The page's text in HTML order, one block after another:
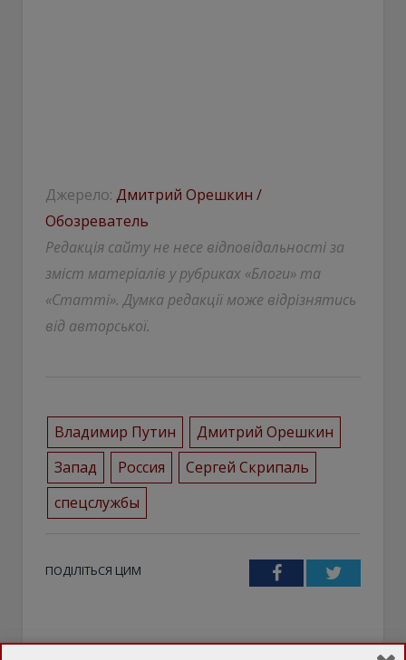
Джерело: Дмитрий Орешкин /
Обозреватель
Редакція сайту не несе відповідальності за
зміст матеріалів у рубриках «Блоги» та
«Статті». Думка редакції може відрізнятись
від авторської.
Владимир Путин
Дмитрий Орешкин
Запад
Россия
Сергей Скрипаль
спецслужбы
ПОДІЛІТЬСЯ ЦИМ FacebookTwitter